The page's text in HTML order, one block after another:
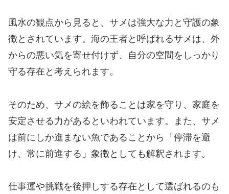
風水の観点から見ると、サメは強大な力と守護の象
徴とされています。海の王者と呼ばれるサメは、外
からの悪い気を寄せ付けず、自分の空間をしっかり
守る存在と考えられます。
そのため、サメの絵を飾ることは家を守り、家庭を
安定させる力があるといわれています。また、サメ
は前にしか進まない魚であることから「停滞を避
け、常に前進する」象徴としても解釈されます。
仕事運や挑戦を後押しする存在として選ばれるのも